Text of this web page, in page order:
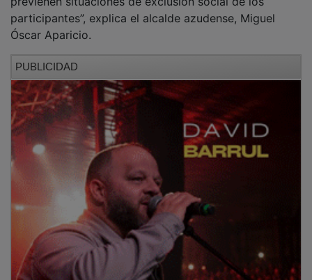
participantes”, explica el alcalde azudense, Miguel
Óscar Aparicio.